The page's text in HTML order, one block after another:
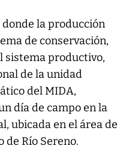
la producción
de conservación,
sistema productivo,
de la unidad
del MIDA,
día de campo en la
ubicada en el área de
Río Sereno.